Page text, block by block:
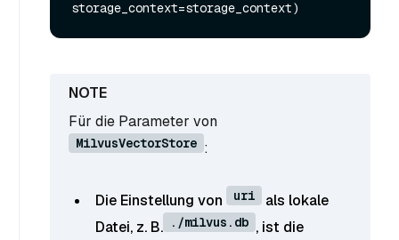
Für die Parameter von
MilvusVectorStore :
Die Einstellung von uri
als lokale
Datei, z. B.
./milvus.db , ist die